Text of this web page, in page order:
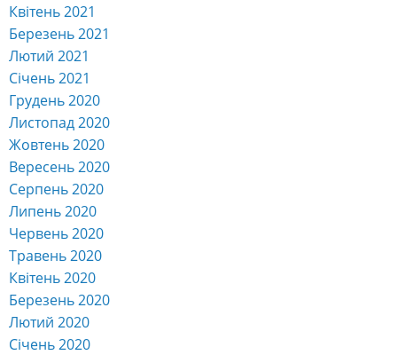
Квітень 2021
Березень 2021
Лютий 2021
Січень 2021
Грудень 2020
Листопад 2020
Жовтень 2020
Вересень 2020
Серпень 2020
Липень 2020
Червень 2020
Травень 2020
Квітень 2020
Березень 2020
Лютий 2020
Січень 2020